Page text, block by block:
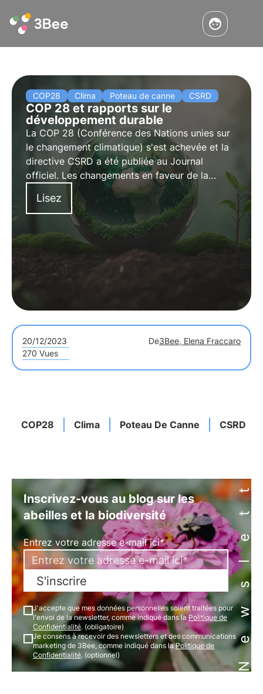
COP28 Clima Poteau de canne CSRD
COP 28 et rapports sur le
développement durable
La COP 28 (Conférence des Nations unies sur
le changement climatique) s'est achevée et la
directive CSRD a été publiée au Journal
officiel. Les changements en faveur de la
protection de la biodiversité dans les rapports
sur le développement durable des entreprises
et le Global Stocktake prennent forme.
Lisez
20/12/2023 De3Bee, Elena Fraccaro
270 Vues
COP28 Clima Poteau De Canne CSRD
Newsletter
Inscrivez-vous au blog sur les
abeilles et la biodiversité
Entrez votre adresse e-mail ici*
S'inscrire
J'accepte que mes données personnelles soient traitées pour
l'envoi de la newsletter, comme indiqué dans laPolitique de
Confidentialité. (obligatoire)
Je consens à recevoir des newsletters et des communications
marketing de 3Bee, comme indiqué dans laPolitique de
Confidentialité. (optionnel)